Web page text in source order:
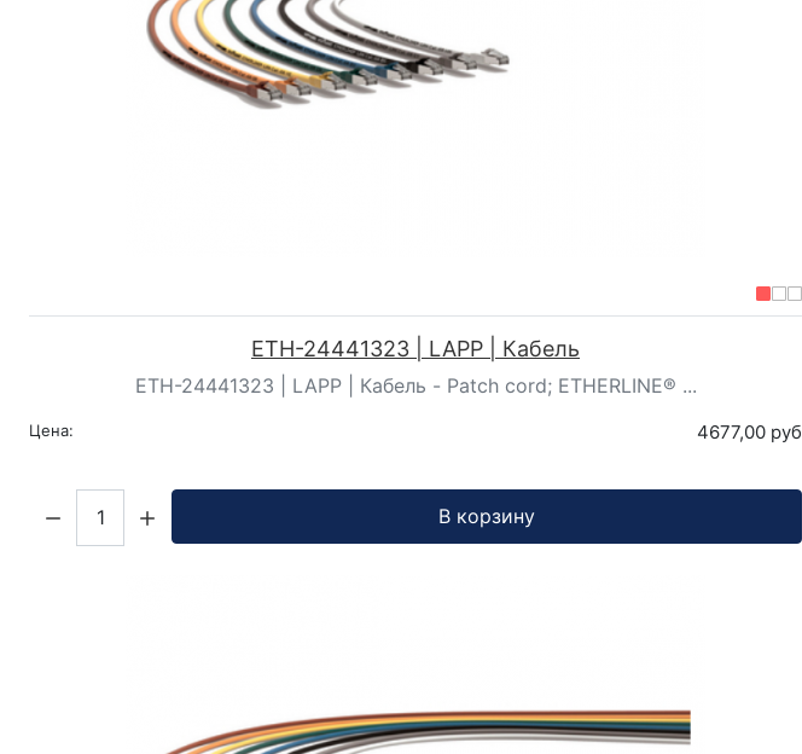
ETH-24441323 | LAPP | Кабель
ETH-24441323 | LAPP | Кабель - Patch cord; ETHERLINE® ...
Цена: 4677,00 руб
В корзину